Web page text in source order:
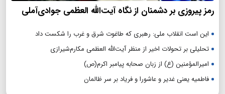
رمز پیروزی بر دشمنان از نگاه آیت‌الله العظمی جوادی‌آملی
این است انقلاب ملی: رهبری که طاغوت شرق و غرب را شکست داد
تحلیلی بر تحولات اخیر از منظر آیت‌الله العظمی مکارم‌شیرازی
امیرالمؤمنین (ع) از زبان صحابه پیامبر اکرم(ص)
فاطمیه یعنی غدیر و عاشورا و فریاد بر سر ظالمان